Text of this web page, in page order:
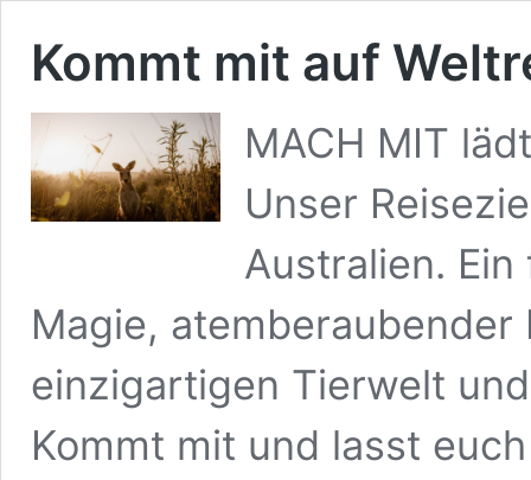
Kommt mit auf
MACH MIT
Unser
Australien.
Magie,
einzigartigen Tierwelt
Kommt mit und lasst